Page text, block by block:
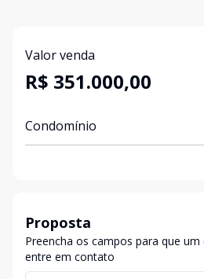
Valor venda
R$ 351.000,00
Condomínio
Proposta
Preencha os campos para que
entre em contato